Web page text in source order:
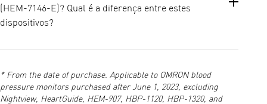
(HEM-7146-E)? Qual é a diferença entre estes
dispositivos?
cardiologistas como a melhor escolha para a monitorização
doméstica da tensão arterial na Europa*.
* From the date of purchase. Applicable to OMRON blood
pressure monitors purchased after June 1, 2023, excluding
Nightview, HeartGuide, HEM-907, HBP-1120, HBP-1320, and